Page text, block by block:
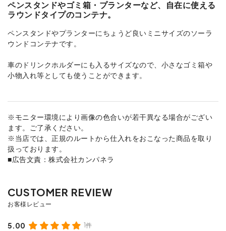
ペンスタンドやゴミ箱・プランターなど、自在に使える
ラウンドタイプのコンテナ。
ペンスタンドやプランターにちょうど良いミニサイズのソーラ
ウンドコンテナです。
車のドリンクホルダーにも入るサイズなので、小さなゴミ箱や
小物入れ等としても使うことができます。
※モニター環境により画像の色合いが若干異なる場合がござい
ます。ご了承ください。
※当店では、正規のルートから仕入れをおこなった商品を取り
扱っております。
■広告文責：株式会社カンパネラ
5.00 1件